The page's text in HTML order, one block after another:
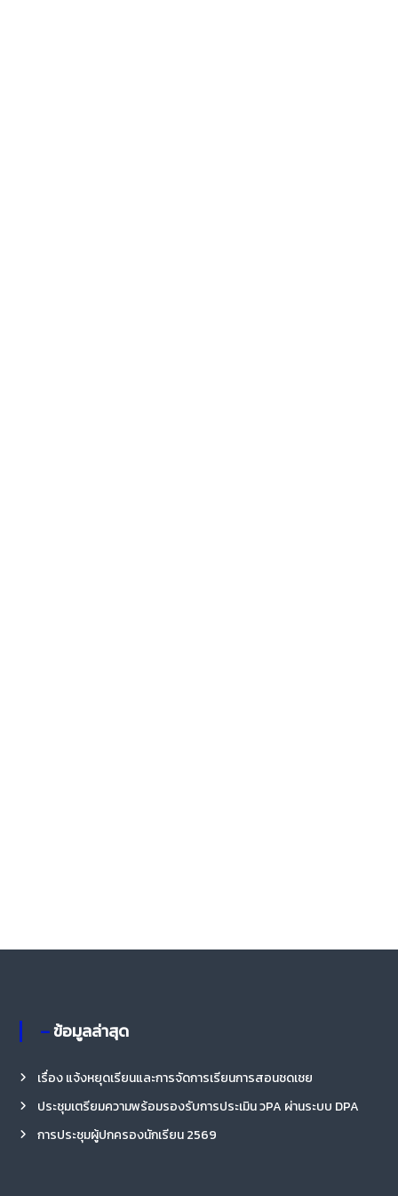
– ข้อมูลล่าสุด
เรื่อง แจ้งหยุดเรียนและการจัดการเรียนการสอนชดเชย
ประชุมเตรียมความพร้อมรองรับการประเมิน วPA ผ่านระบบ DPA
การประชุมผู้ปกครองนักเรียน 2569